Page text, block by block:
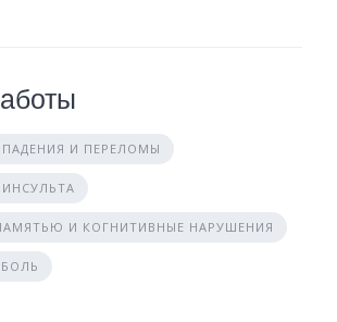
И ПЕРЕЛОМЫ
И КОГНИТИВНЫЕ НАРУШЕНИЯ